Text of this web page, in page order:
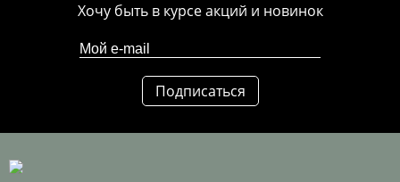
Хочу быть в курсе акций и новинок
Подписаться